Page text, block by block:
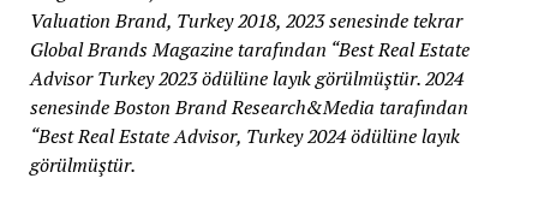
Valuation Brand, Turkey 2018, 2023 senesinde tekrar
Global Brands Magazine tarafından “Best Real Estate
Advisor Turkey 2023 ödülüne layık görülmüştür. 2024
senesinde Boston Brand Research&Media tarafından
“Best Real Estate Advisor, Turkey 2024 ödülüne layık
görülmüştür.